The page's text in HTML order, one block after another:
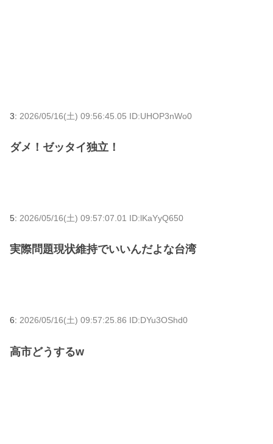
3: 2026/05/16(土) 09:56:45.05 ID:UHOP3nWo0
ダメ！ゼッタイ独立！
5: 2026/05/16(土) 09:57:07.01 ID:lKaYyQ650
実際問題現状維持でいいんだよな台湾
6: 2026/05/16(土) 09:57:25.86 ID:DYu3OShd0
高市どうするw